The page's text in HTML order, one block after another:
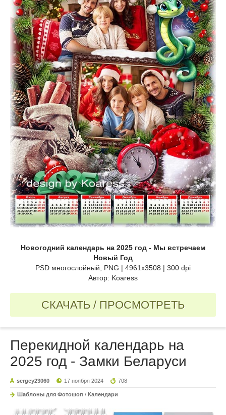
Новогодний календарь на 2025 год - Мы встречаем
Новый Год
PSD многослойный, PNG | 4961x3508 | 300 dpi
Автор: Koaress
СКАЧАТЬ / ПРОСМОТРЕТЬ
Перекидной календарь на
2025 год - Замки Беларуси
sergey23060 17 ноября 2024 708
Шаблоны для Фотошоп / Календари